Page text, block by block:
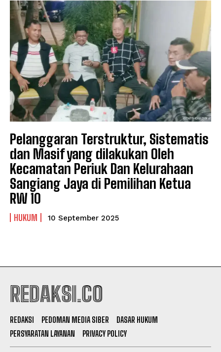
Pelanggaran Terstruktur, Sistematis
dan Masif yang dilakukan Oleh
Kecamatan Periuk Dan Kelurahaan
Sangiang Jaya di Pemilihan Ketua
RW 10
HUKUM 10 September 2025
REDAKSI.CO
REDAKSI PEDOMAN MEDIA SIBER
DASAR HUKUM
PERSYARATAN LAYANAN
PRIVACY POLICY